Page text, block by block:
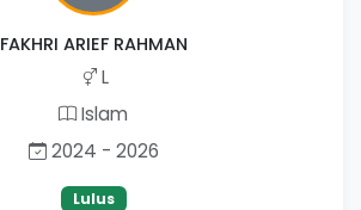
FAKHRI ARIEF RAHMAN
L
Islam
2024 - 2026
Lulus